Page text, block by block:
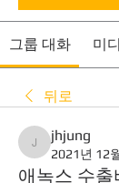
그룹 대화 미
뒤로
jhjung
jhjung
2021년 12
애녹스 수출